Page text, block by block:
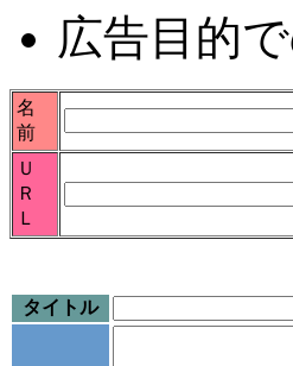
広告目的
名
前
Ｕ
Ｒ
Ｌ
タイトル